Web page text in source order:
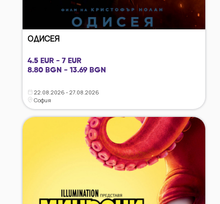
ОДИСЕЯ
4.5 EUR - 7 EUR
8.80 BGN - 13.69 BGN
22.08.2026 - 27.08.2026
София